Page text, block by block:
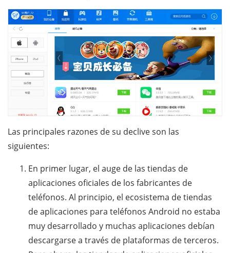
Las principales razones de su declive son las
siguientes:
En primer lugar, el auge de las tiendas de
aplicaciones oficiales de los fabricantes de
teléfonos. Al principio, el ecosistema de tiendas
de aplicaciones para teléfonos Android no estaba
muy desarrollado y muchas aplicaciones debían
descargarse a través de plataformas de terceros.